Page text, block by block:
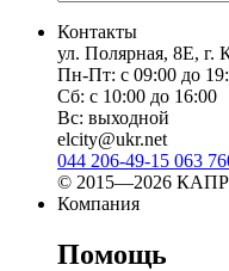
Контакты
ул. Полярная, 8Е, г.
Пн-Пт: с 09:00 до
Сб: с 10:00 до 16:00
Вс: выходной
elcity@ukr.net
044 206-49-15 063
© 2015—2026
Компания
Помощь